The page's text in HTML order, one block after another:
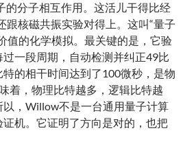
的分子相互作用。这活儿干得比经
跟核磁共振实验对得上。这叫“量子
值的化学模拟。最关键的是，它验
一段周期，自动检测并纠正49比
的相干时间达到了100微秒，是物
着，物理比特越多，逻辑比特越
，Willow不是一台通用量子计算
机。它证明了方向是对的，也把